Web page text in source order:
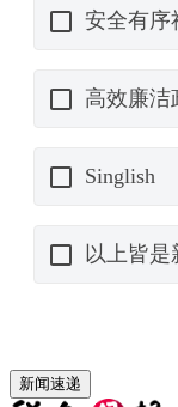
新闻速递